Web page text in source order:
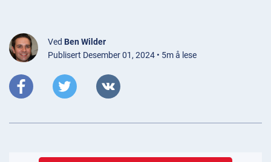
Ved Ben Wilder
Publisert Desember 01, 2024 • 5m å lese